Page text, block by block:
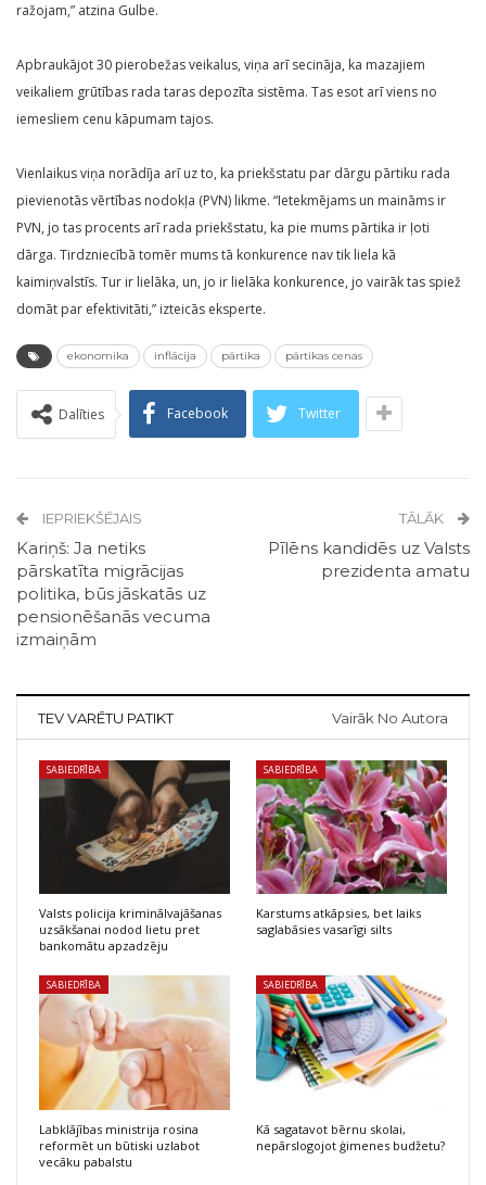
ražojam,” atzina Gulbe.
Apbraukājot 30 pierobežas veikalus, viņa arī secināja, ka mazajiem
veikaliem grūtības rada taras depozīta sistēma. Tas esot arī viens no
iemesliem cenu kāpumam tajos.
Vienlaikus viņa norādīja arī uz to, ka priekšstatu par dārgu pārtiku rada
pievienotās vērtības nodokļa (PVN) likme. “Ietekmējams un maināms ir
PVN, jo tas procents arī rada priekšstatu, ka pie mums pārtika ir ļoti
dārga. Tirdzniecībā tomēr mums tā konkurence nav tik liela kā
kaimiņvalstīs. Tur ir lielāka, un, jo ir lielāka konkurence, jo vairāk tas spiež
domāt par efektivitāti,” izteicās eksperte.
ekonomika inflācija pārtika pārtikas cenas
Dalīties Facebook Twitter
IEPRIEKŠĒJAIS
Kariņš: Ja netiks
pārskatīta migrācijas
politika, būs jāskatās uz
pensionēšanās vecuma
izmaiņām
TĀLĀK
Pīlēns kandidēs uz Valsts
prezidenta amatu
TEV VARĒTU PATIKT Vairāk No Autora
SABIEDRĪBA
Valsts policija kriminālvajāšanas
uzsākšanai nodod lietu pret
bankomātu apzadzēju
SABIEDRĪBA
Karstums atkāpsies, bet laiks
saglabāsies vasarīgi silts
SABIEDRĪBA
Labklājības ministrija rosina
reformēt un būtiski uzlabot
vecāku pabalstu
SABIEDRĪBA
Kā sagatavot bērnu skolai,
nepārslogojot ģimenes budžetu?